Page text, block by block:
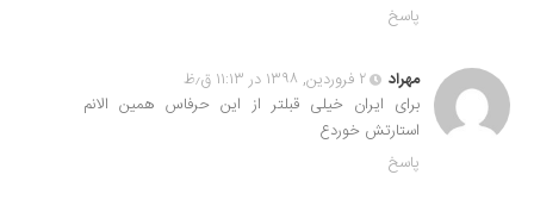
پاسخ
مهراد
۲ فروردین, ۱۳۹۸ در ۱۱:۱۳ ق٫ظ
برای ایران خیلی قبلتر از این حرفاس همین الانم
استارتش خوردع
پاسخ